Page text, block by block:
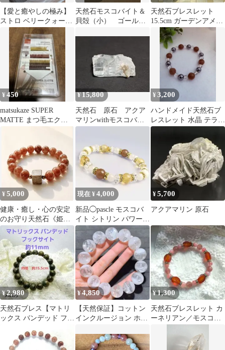
【愛と癒やしの極み】
ストロ ベリークォーツ/
パープルローズクォー
ツ/モスコバイト
天然石モスコバイト＆
貝殻（小） ゴール
天然石ブレスレット
15.5cm ガーデンアメジ
スト モスコバイト
¥450
matsukaze SUPER
MATTE まつ毛エクス
¥15,800
天然石 原石 アクア
マリンwithモスコバイ
ト結晶 21g No.156
¥3,200
ハンドメイド天然石ブ
レスレット 水晶 テラヘ
ルツ モスコバイト 約
¥5,000
健康・癒し・心の安定
のお守り天然石《姫川
薬石＆モスコバイト＆
ヘマタイト》
現在 ¥4,000
新品◯pascle モスコバ
イト シトリン パワース
トーン ブレスレット
¥5,700
アクアマリン 原石
¥2,980
天然石ブレス【マトリ
ックス バンデッド フッ
¥4,850
【天然保証】コットン
インクルージョン ホワ
ォーツ 高透明度
¥1,300
天然石ブレスレット カ
ーネリアン／モスコバ